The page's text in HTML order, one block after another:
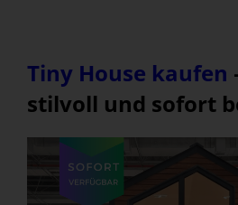
Tiny House kaufen
stilvoll und sofort